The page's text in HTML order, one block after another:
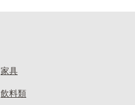
家具
飲料類